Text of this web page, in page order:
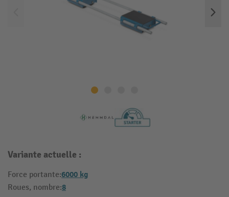
Variante actuelle :
Force portante:6000 kg
Roues, nombre:8